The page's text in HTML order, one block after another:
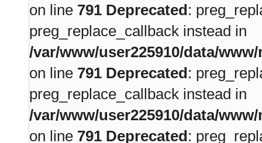
on line 791 Deprecated:
preg_replace_callback instead in
/var/www/user225910/data/
on line 791 Deprecated:
preg_replace_callback instead in
/var/www/user225910/data/
on line 791 Deprecated: